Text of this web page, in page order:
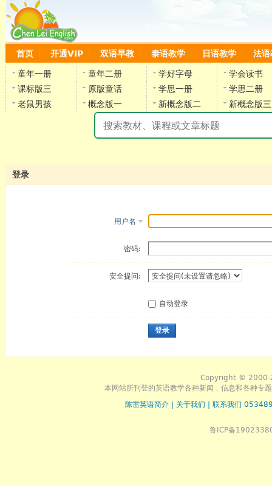
首页 开通VIP 双语早教 泰语教学 日语教学 法语
童年一册 童年二册 学好字母
学会读书
课标版三
原版童话 学思一册
学思二册
老鼠男孩
概念版一 新概念版二 新概念版三
登录
用户名
密码:
安全提问:
自动登录
登录
Copyright © 2000-
本网站所刊登的英语教学各种新闻﹑信息和各种专
陈雷英语简介
关于我们 联系我们
鲁ICP备